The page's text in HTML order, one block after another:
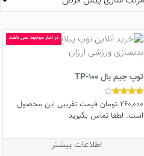
در انبار موجود نمی باشد
توپ جیم بال TP-100
نمره
4.00
از 5
260,000 تومانقیمت تقریبی این محصول
است. لطفا تماس بگیرید
اطلاعات بیشتر